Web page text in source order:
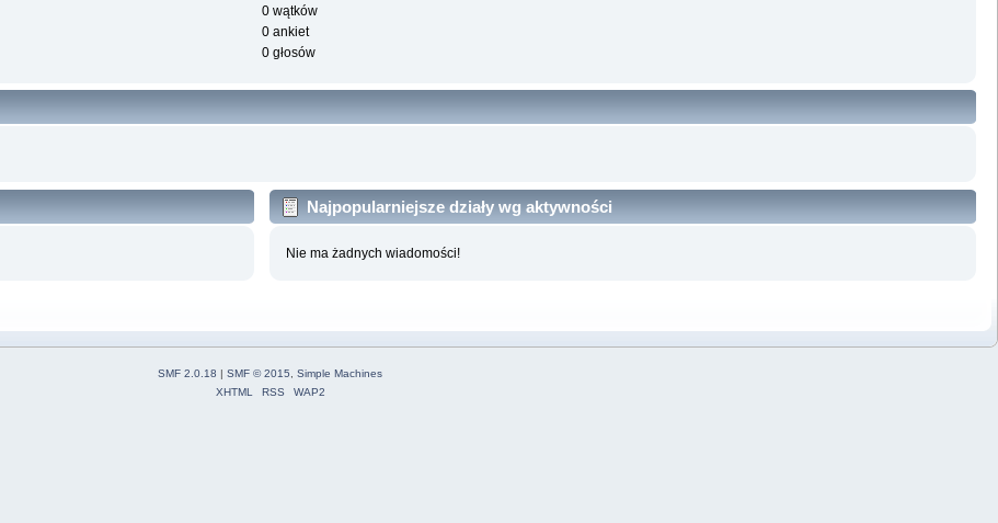
0 wątków
0 ankiet
0 głosów
Najpopularniejsze działy wg aktywności
Nie ma żadnych wiadomości!
SMF 2.0.18 | SMF © 2015, Simple Machines
XHTML
RSS WAP2